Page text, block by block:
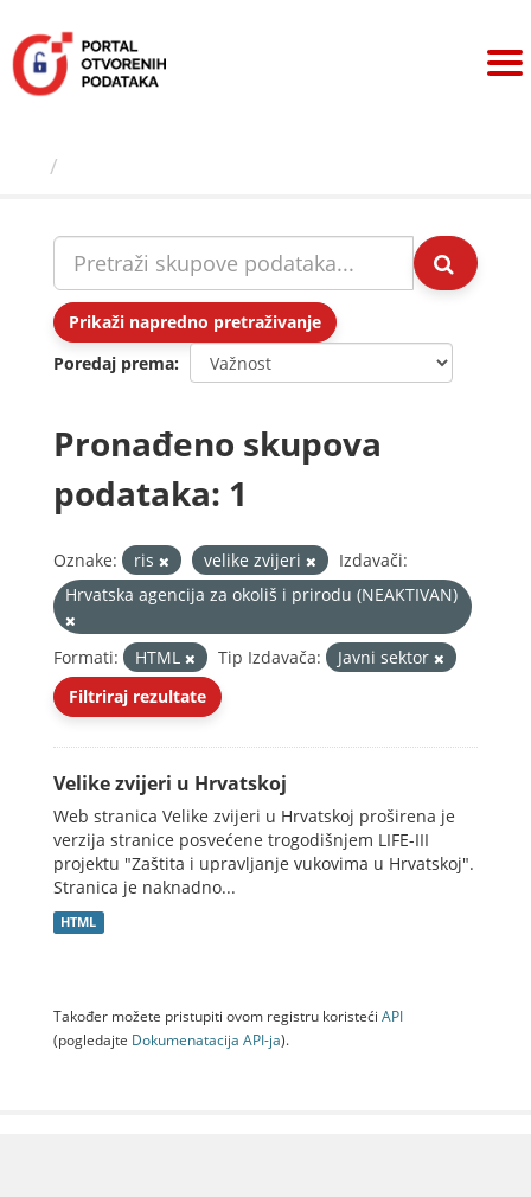
sadržaj
Prikaži napredno pretraživanje
Poredaj prema
Pronađeno skupova
podataka: 1
Oznake: ris velike zvijeri
Izdavači:
Hrvatska agencija za okoliš i prirodu (NEAKTIVAN)
Formati: HTML Tip Izdavača:
Javni sektor
Filtriraj rezultate
Velike zvijeri u Hrvatskoj
Web stranica Velike zvijeri u Hrvatskoj proširena je
verzija stranice posvećene trogodišnjem LIFE-III
projektu "Zaštita i upravljanje vukovima u Hrvatskoj".
Stranica je naknadno...
HTML
Također možete pristupiti ovom registru koristeći API
(pogledajte Dokumenаtаcijа API-jа).